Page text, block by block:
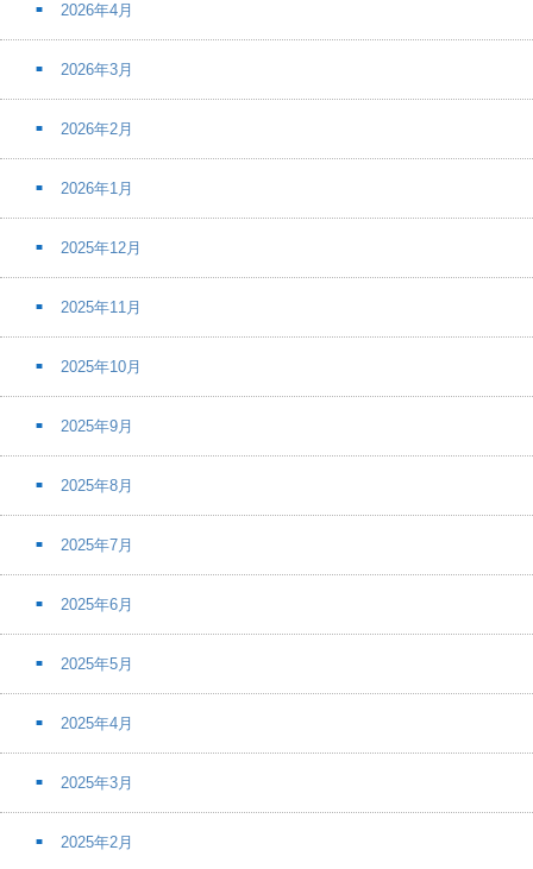
2026年4月
2026年3月
2026年2月
2026年1月
2025年12月
2025年11月
2025年10月
2025年9月
2025年8月
2025年7月
2025年6月
2025年5月
2025年4月
2025年3月
2025年2月